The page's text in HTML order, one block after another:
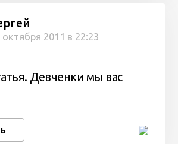
октября 2011 в 22:23
Девченки мы вас